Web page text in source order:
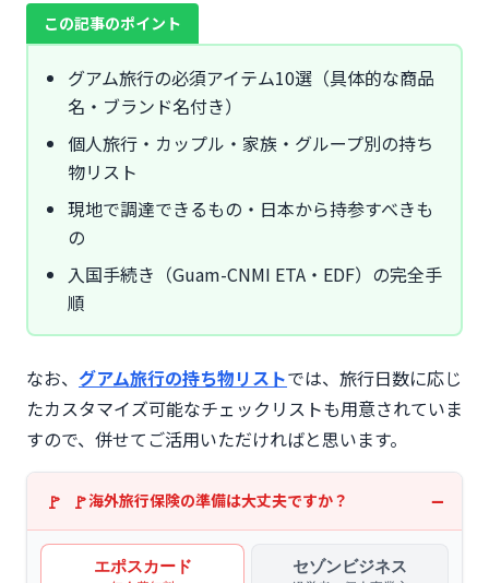
この記事のポイント
グアム旅行の必須アイテム10選（具体的な商品
名・ブランド名付き）
個人旅行・カップル・家族・グループ別の持ち
物リスト
現地で調達できるもの・日本から持参すべきも
の
入国手続き（Guam-CNMI ETA・EDF）の完全手
順
なお、 グアム旅行の持ち物リストでは、旅行日数に応じ
たカスタマイズ可能なチェックリストも用意されていま
すので、併せてご活用いただければと思います。
海外旅行保険の準備は大丈夫ですか？
エポスカード セゾンビジネス